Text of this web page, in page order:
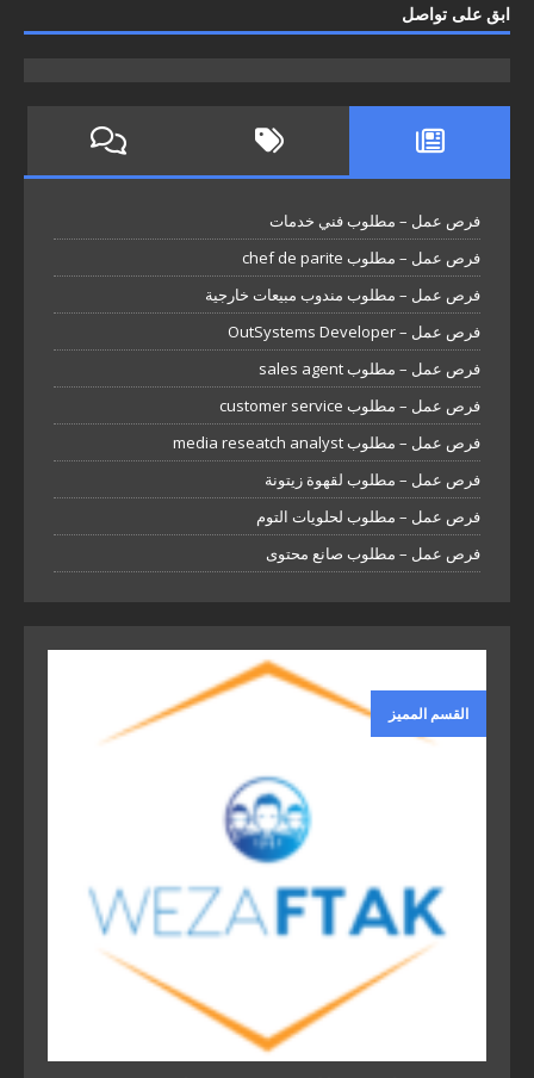
ابق على تواصل
فرص عمل – مطلوب فني خدمات
فرص عمل – مطلوب chef de parite
فرص عمل – مطلوب مندوب مبيعات خارجية
فرص عمل – OutSystems Developer
فرص عمل – مطلوب sales agent
فرص عمل – مطلوب customer service
فرص عمل – مطلوب media reseatch analyst
فرص عمل – مطلوب لقهوة زيتونة
فرص عمل – مطلوب لحلويات التوم
فرص عمل – مطلوب صانع محتوى
القسم المميز